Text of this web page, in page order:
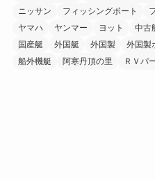
ニッサン
フィッシングボート
ヤマハ
ヤンマー ヨット 中古
国産艇
外国艇 外国製 外国製
船外機艇
阿寒丹頂の里 ＲＶパ